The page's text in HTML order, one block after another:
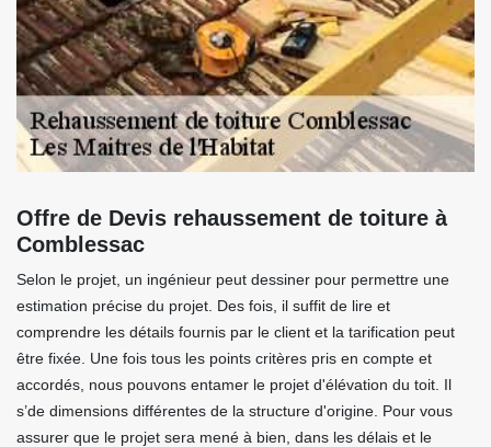
Offre de Devis rehaussement de toiture à
Comblessac
Selon le projet, un ingénieur peut dessiner pour permettre une
estimation précise du projet. Des fois, il suffit de lire et
comprendre les détails fournis par le client et la tarification peut
être fixée. Une fois tous les points critères pris en compte et
accordés, nous pouvons entamer le projet d'élévation du toit. Il
s’de dimensions différentes de la structure d'origine. Pour vous
assurer que le projet sera mené à bien, dans les délais et le